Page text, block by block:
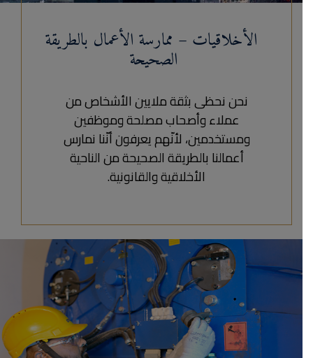
الأخلاقيات – ممارسة الأعمال بالطريقة
الصحيحة
نحن نحظى بثقة ملايين الأشخاص من
عملاء وأصحاب مصلحة وموظفين
ومستخدمين، لأنّهم يعرفون أنّنا نمارس
أعمالنا بالطريقة الصحيحة من الناحية
الأخلاقية والقانونية.